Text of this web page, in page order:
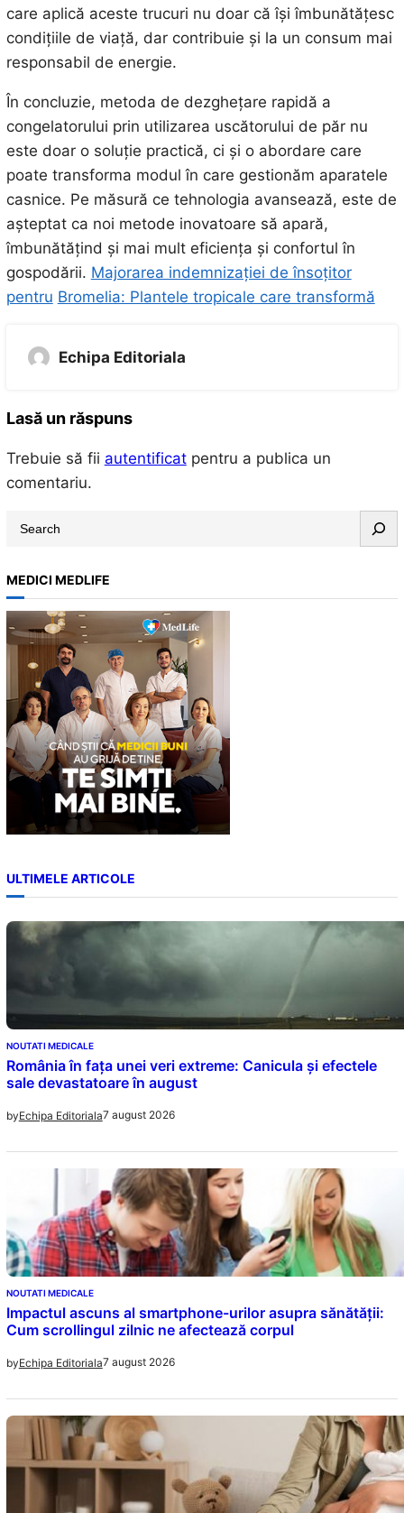
care aplică aceste trucuri nu doar că își îmbunătățesc
condițiile de viață, dar contribuie și la un consum mai
responsabil de energie.
În concluzie, metoda de dezghețare rapidă a
congelatorului prin utilizarea uscătorului de păr nu
este doar o soluție practică, ci și o abordare care
poate transforma modul în care gestionăm aparatele
casnice. Pe măsură ce tehnologia avansează, este de
așteptat ca noi metode inovatoare să apară,
îmbunătățind și mai mult eficiența și confortul în
gospodării. Majorarea indemnizației de însoțitor
pentru Bromelia: Plantele tropicale care transformă
Echipa Editoriala
Lasă un răspuns
Trebuie să fii autentificatpentru a publica un
comentariu.
a
r
c
h
MEDICI MEDLIFE
ULTIMELE ARTICOLE
NOUTATI MEDICALE
România în fața unei veri extreme: Canicula și efectele
sale devastatoare în august
byEchipa Editoriala7 august 2026
NOUTATI MEDICALE
Impactul ascuns al smartphone-urilor asupra sănătății:
Cum scrollingul zilnic ne afectează corpul
byEchipa Editoriala7 august 2026